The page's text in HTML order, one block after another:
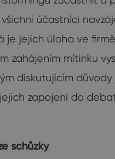
všichni účastníci
je jejich úloha ve
zahájením mítinku
diskutujícím
zapojení do
schůzky